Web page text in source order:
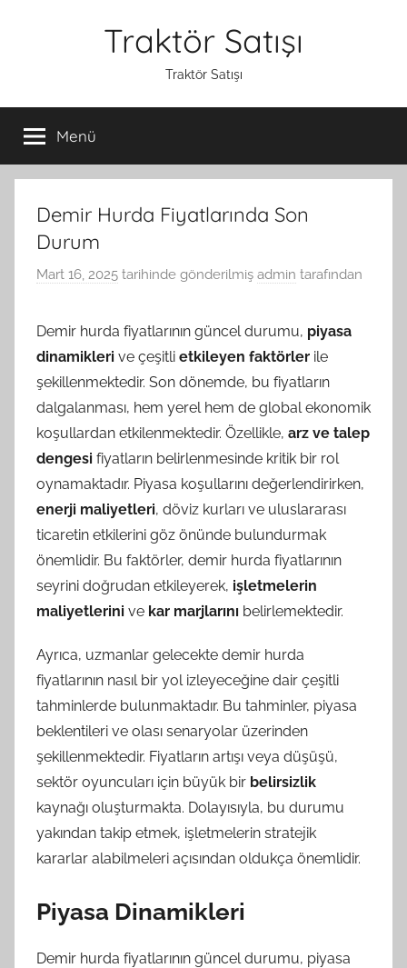
Traktör Satışı
Traktör Satışı
Menü
Demir Hurda Fiyatlarında Son
Durum
Mart 16, 2025 tarihinde gönderilmiş admin tarafından
Demir hurda fiyatlarının güncel durumu, piyasa
dinamikleri ve çeşitli etkileyen faktörler ile
şekillenmektedir. Son dönemde, bu fiyatların
dalgalanması, hem yerel hem de global ekonomik
koşullardan etkilenmektedir. Özellikle, arz ve talep
dengesi fiyatların belirlenmesinde kritik bir rol
oynamaktadır. Piyasa koşullarını değerlendirirken,
enerji maliyetleri, döviz kurları ve uluslararası
ticaretin etkilerini göz önünde bulundurmak
önemlidir. Bu faktörler, demir hurda fiyatlarının
seyrini doğrudan etkileyerek, işletmelerin
maliyetlerini ve kar marjlarını belirlemektedir.
Ayrıca, uzmanlar gelecekte demir hurda
fiyatlarının nasıl bir yol izleyeceğine dair çeşitli
tahminlerde bulunmaktadır. Bu tahminler, piyasa
beklentileri ve olası senaryolar üzerinden
şekillenmektedir. Fiyatların artışı veya düşüşü,
sektör oyuncuları için büyük bir belirsizlik
kaynağı oluşturmakta. Dolayısıyla, bu durumu
yakından takip etmek, işletmelerin stratejik
kararlar alabilmeleri açısından oldukça önemlidir.
Piyasa Dinamikleri
Demir hurda fiyatlarının güncel durumu, piyasa